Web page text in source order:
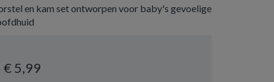
en kam set ontworpen voor baby's gevoelige
€ 5,99